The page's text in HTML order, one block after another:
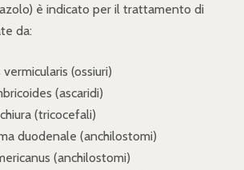
è indicato per il trattamento di
da:
(ossiuri)
(ascaridi)
(tricocefali)
duodenale (anchilostomi)
(anchilostomi)